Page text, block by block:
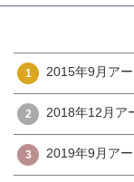
1 2015年9月ア
2 2018年12月ア
3 2019年9月ア